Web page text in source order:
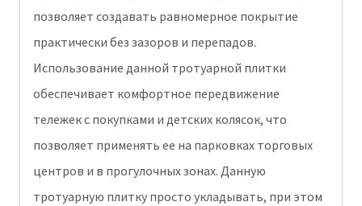
позволяет создавать равномерное покрытие
практически без зазоров и перепадов.
Использование данной тротуарной плитки
обеспечивает комфортное передвижение
тележек с покупками и детских колясок, что
позволяет применять ее на парковках торговых
центров и в прогулочных зонах. Данную
тротуарную плитку просто укладывать, при этом